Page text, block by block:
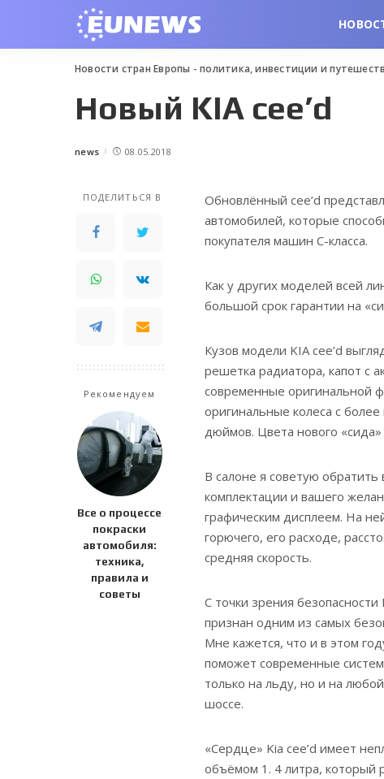
Новости стран Европы - политика, инвестиции и
Новый KIA cee’d
Posted
news 08.05.2018
ПОДЕЛИТЬСЯ В
Рекомендуем
Все о процессе
покраски
автомобиля:
техника,
правила и
советы
Обновлённый cee’d
автомобилей, которые
покупателя машин С-класса.
Как у других моделей всей
большой срок гарантии на
Кузов модели KIA cee’d
решетка радиатора, капот с
современные оригинальной
оригинальные колеса с
дюймов. Цвета нового «сида»
В салоне я советую
комплектации и вашего
графическим дисплеем. На
горючего, его расходе,
средняя скорость.
С точки зрения
признан одним из самых
Мне кажется, что и в этом
поможет современные
только на льду, но и на
шоссе.
«Сердце» Kia cee’d имеет
объёмом 1. 4 литра, который